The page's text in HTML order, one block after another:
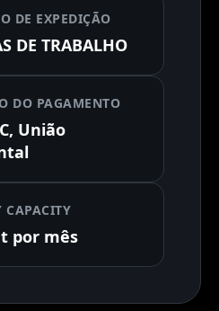
DE EXPEDIÇÃO
DE TRABALHO
DO PAGAMENTO
União
CAPACITY
por mês